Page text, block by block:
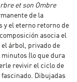
et son Ombre
de la
y el eterno retorno de
asocia el
árbol, privado de
minutos (lo que dura
revivir el ciclo de
Dibujadas